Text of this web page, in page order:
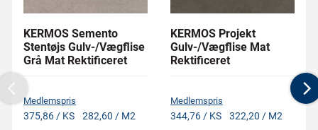
KERMOS Semento
Stentøjs Gulv-/Vægflise
Grå Mat Rektificeret
Medlemspris
375,86 / KS 282,60 / M2
KERMOS Projekt
Gulv-/Vægflise Mat
Rektificeret
Medlemspris
344,76 / KS 322,20 / M2
Previous